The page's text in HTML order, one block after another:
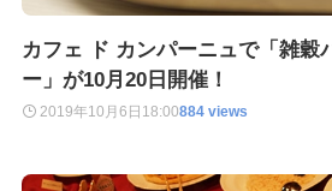
カフェ ド カンパーニュで「雑穀
ー」が10月20日開催！
2019年10月6日 18:00884 views